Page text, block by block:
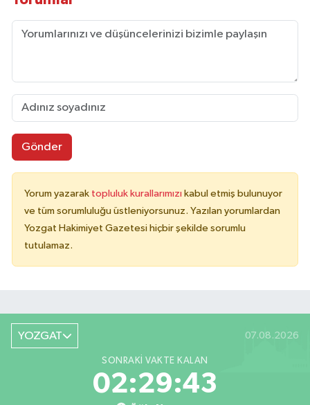
Gönder
Yorum yazarak topluluk kurallarımızı kabul etmiş bulunuyor
ve tüm sorumluluğu üstleniyorsunuz. Yazılan yorumlardan
Yozgat Hakimiyet Gazetesi hiçbir şekilde sorumlu
tutulamaz.
YOZGAT 07.08.2026
SONRAKI VAKTE KALAN
02:29:43